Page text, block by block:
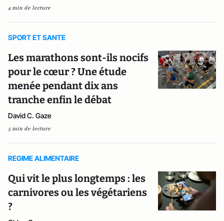
4 min de lecture
SPORT ET SANTE
Les marathons sont-ils nocifs
pour le cœur ? Une étude
menée pendant dix ans
tranche enfin le débat
David C. Gaze
5 min de lecture
REGIME ALIMENTAIRE
Qui vit le plus longtemps : les
carnivores ou les végétariens
?